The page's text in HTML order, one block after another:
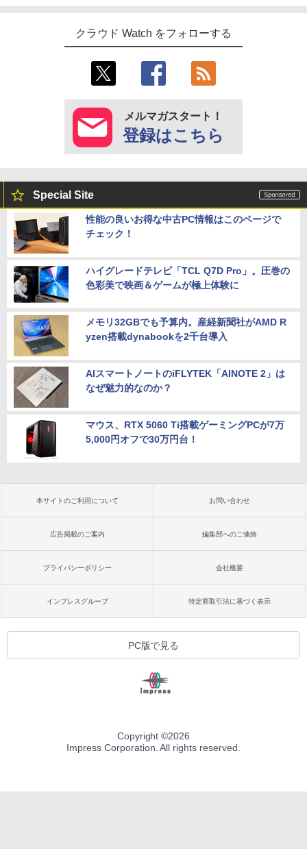
クラウド Watch をフォローする
メルマガスタート！
登録はこちら
Special Site
性能の良いお得な中古PC情報はこのページで
チェック！
ハイグレードテレビ「TCL Q7D Pro」。圧巻の
色彩美で映画＆ゲームが極上体験に
メモリ32GBでも予算内。産経新聞社がAMD R
yzen搭載dynabookを2千台導入
AIスマートノートのiFLYTEK「AINOTE 2」は
なぜ魅力的なのか？
マウス、RTX 5060 Ti搭載ゲーミングPCが7万
5,000円オフで30万円台！
本サイトのご利用について お問い合わせ
広告掲載のご案内 編集部へのご連絡
プライバシーポリシー 会社概要
インプレスグループ 特定商取引法に基づく表示
PC版で見る
Copyright ©2026
Impress Corporation. All rights reserved.